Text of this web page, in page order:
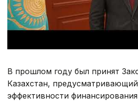
В прошлом году был принят
Казахстан,
эффективности